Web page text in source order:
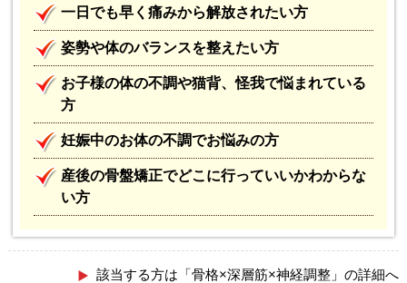
一日でも早く痛みから解放されたい方
姿勢や体のバランスを整えたい方
お子様の体の不調や猫背、怪我で悩まれている
方
妊娠中のお体の不調でお悩みの方
産後の骨盤矯正でどこに行っていいかわからな
い方
該当する方は「骨格×深層筋×神経調整」の詳細へ